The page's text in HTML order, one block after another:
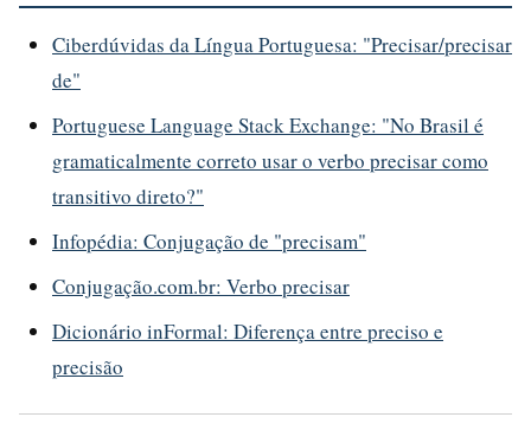
Ciberdúvidas da Língua Portuguesa: "Precisar/precisar
de"
Portuguese Language Stack Exchange: "No Brasil é
gramaticalmente correto usar o verbo precisar como
transitivo direto?"
Infopédia: Conjugação de "precisam"
Conjugação.com.br: Verbo precisar
Dicionário inFormal: Diferença entre preciso e
precisão